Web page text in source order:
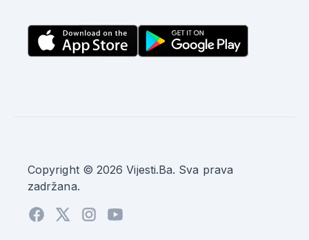
Copyright © 2026 Vijesti.Ba. Sva prava
zadržana.